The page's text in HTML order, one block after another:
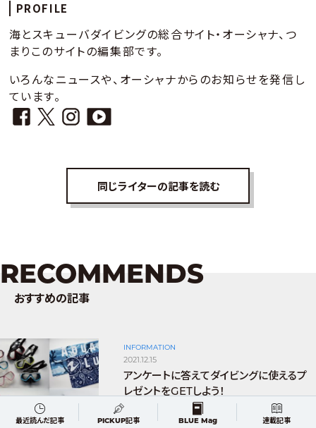
PROFILE
海とスキューバダイビングの総合サイト・オーシャナ、つ
まりこのサイトの編集部です。
いろんなニュースや、オーシャナからのお知らせを発信し
ています。
同じライターの記事を読む
RECOMMENDS
おすすめの記事
INFORMATION
2021.12.15
アンケートに答えてダイビングに使えるプ
レゼントをGETしよう！
最近読んだ記事 PICKUP記事 BLUE Mag 連載記事